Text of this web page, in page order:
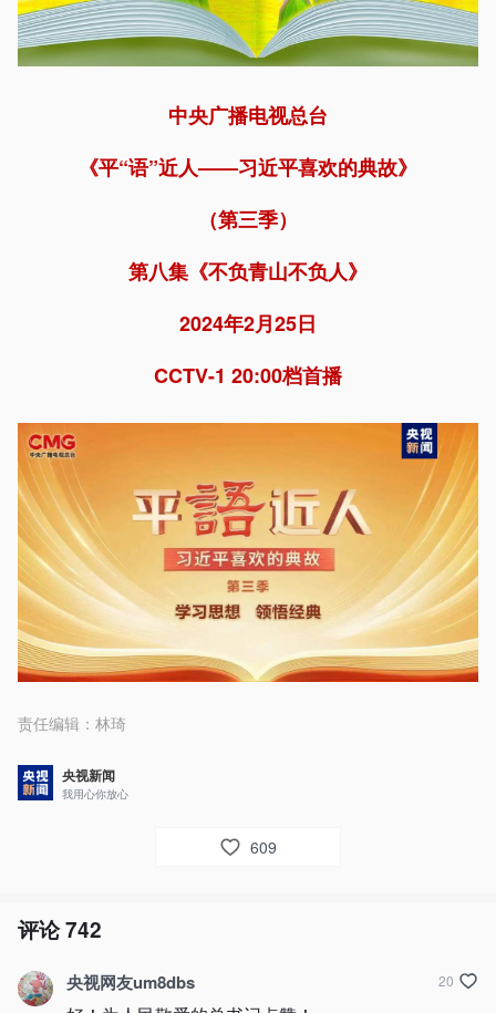
中央广播电视总台
《平“语”近人——习近平喜欢的典故》
（第三季）
第八集《不负青山不负人》
2024年2月25日
CCTV-1 20:00档首播
责任编辑： 林琦
央视新闻
我用心你放心
609
评论742
央视网友um8dbs 20